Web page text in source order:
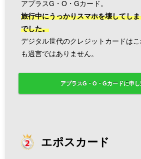
アプラスG・O・Gカード。
旅行中にうっかりスマホを壊してし
でした。
デジタル世代のクレジットカードは
も過言ではありません。
アプラスG・O・Gカードに申し
エポスカード